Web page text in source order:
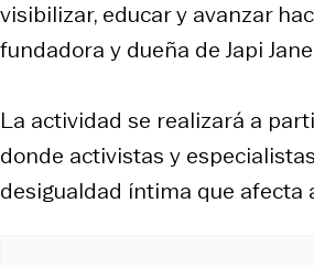
visibilizar, educar y avanzar
fundadora y dueña de Japi
La actividad se realizará a
donde activistas y
desigualdad íntima que afecta